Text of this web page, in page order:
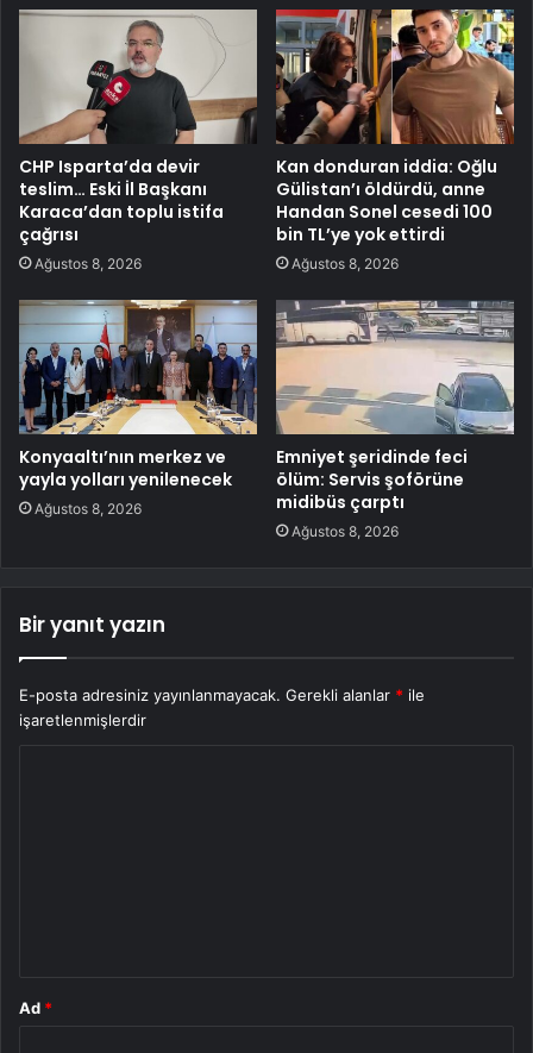
CHP Isparta’da devir
teslim… Eski İl Başkanı
Karaca’dan toplu istifa
çağrısı
Ağustos 8, 2026
Kan donduran iddia: Oğlu
Gülistan’ı öldürdü, anne
Handan Sonel cesedi 100
bin TL’ye yok ettirdi
Ağustos 8, 2026
Konyaaltı’nın merkez ve
yayla yolları yenilenecek
Ağustos 8, 2026
Emniyet şeridinde feci
ölüm: Servis şoförüne
midibüs çarptı
Ağustos 8, 2026
Bir yanıt yazın
E-posta adresiniz yayınlanmayacak. Gerekli alanlar * ile
işaretlenmişlerdir
Ad *